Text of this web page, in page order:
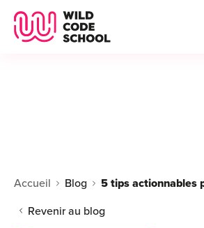
Accueil Blog
Revenir au blog